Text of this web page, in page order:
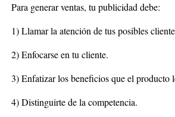
Para generar ventas, tu publicidad debe:
1) Llamar la atención de tus posibles
2) Enfocarse en tu cliente.
3) Enfatizar los beneficios que el producto
4) Distinguirte de la competencia.